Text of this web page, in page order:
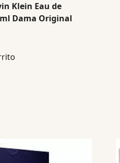
Klein Eau de
Dama Original